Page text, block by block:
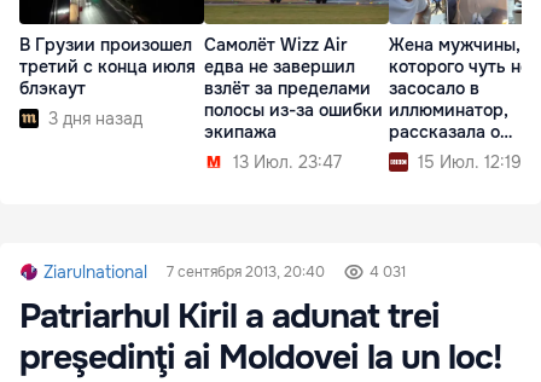
В Грузии произошел
третий с конца июля
блэкаут
3 дня назад
Самолёт Wizz Air
едва не завершил
взлёт за пределами
полосы из-за ошибки
экипажа
13 Июл. 23:47
Жена мужчины,
которого чуть не
засосало в
иллюминатор,
рассказала о
пережитом
15 Июл. 12:19
Ziarulnational 7 сентября 2013, 20:40 4 031
Patriarhul Kiril a adunat trei
preşedinţi ai Moldovei la un loc!